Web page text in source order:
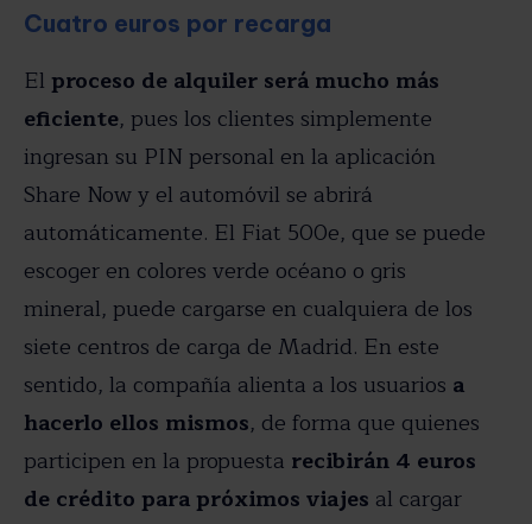
Cuatro euros por recarga
El proceso de alquiler será mucho más
eficiente, pues los clientes simplemente
ingresan su PIN personal en la aplicación
Share Now y el automóvil se abrirá
automáticamente. El Fiat 500e, que se puede
escoger en colores verde océano o gris
mineral, puede cargarse en cualquiera de los
siete centros de carga de Madrid. En este
sentido, la compañía alienta a los usuarios a
hacerlo ellos mismos, de forma que quienes
participen en la propuesta recibirán 4 euros
de crédito para próximos viajes al cargar